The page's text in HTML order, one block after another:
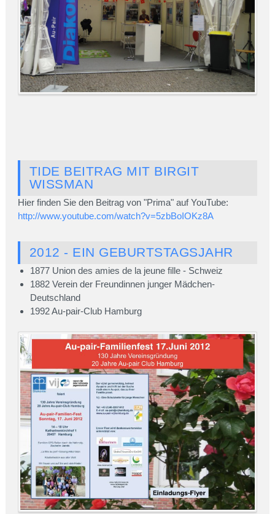
TIDE BEITRAG MIT BIRGIT
WISSMAN
Hier finden Sie den Beitrag von "Prima" auf YouTube:
http://www.youtube.com/watch?v=5zbBoIOKz8A
2012 - EIN GEBURTSTAGSJAHR
1877 Union des amies de la jeune fille - Schweiz
1882 Verein der Freundinnen junger Mädchen-
Deutschland
1992 Au-pair-Club Hamburg